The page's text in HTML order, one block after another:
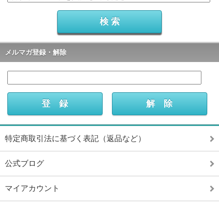
メルマガ登録・解除
特定商取引法に基づく表記（返品など）
公式ブログ
マイアカウント